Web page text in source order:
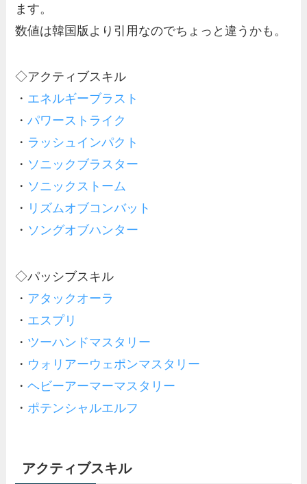
ます。
数値は韓国版より引用なのでちょっと違うかも。
◇アクティブスキル
・ エネルギーブラスト
・パワーストライク
・ ラッシュインパクト
・ ソニックブラスター
・ ソニックストーム
・ リズムオブコンバット
・ ソングオブハンター
◇パッシブスキル
・ アタックオーラ
・ エスプリ
・ ツーハンドマスタリー
・ ウォリアーウェポンマスタリー
・ヘビーアーマーマスタリー
・ポテンシャルエルフ
アクティブスキル